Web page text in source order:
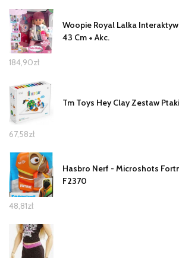
Woopie Royal Lalka
43 Cm + Akc.
184,90zł
Tm Toys Hey Clay Zestaw Ptaki
67,58zł
Hasbro Nerf - Microshots
F2370
48,81zł